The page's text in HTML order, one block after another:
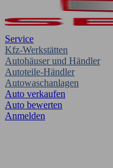
Service
Kfz-Werkstätten
Autohäuser und Händler
Autoteile-Händler
Autowaschanlagen
Auto verkaufen
Auto bewerten
Anmelden